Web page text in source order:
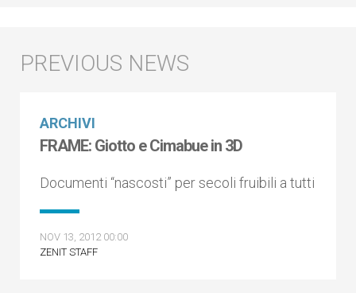
ARCHIVI
FRAME: Giotto e Cimabue in 3D
Documenti “nascosti” per secoli fruibili a tutti
NOV 13, 2012 00:00
ZENIT STAFF